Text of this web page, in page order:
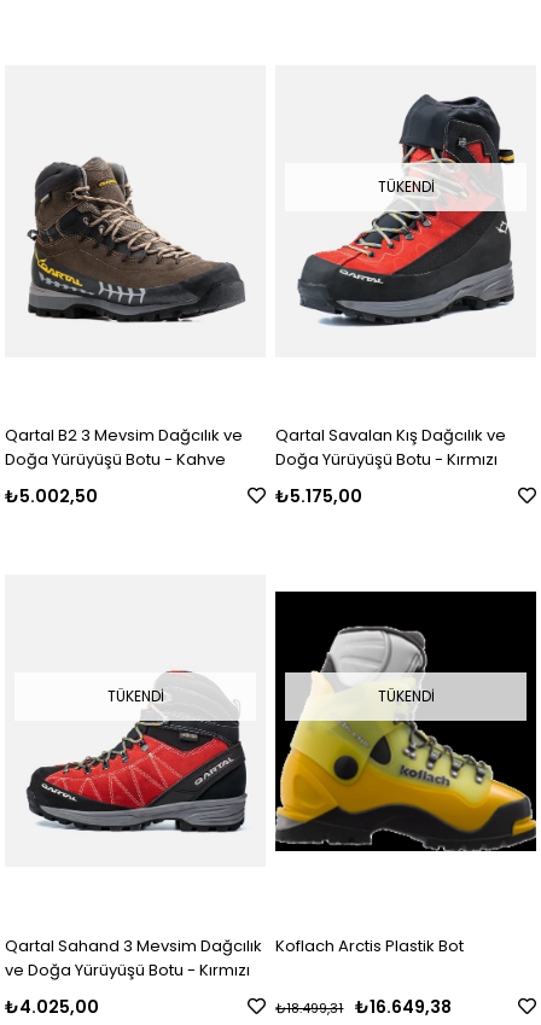
Qartal B2 3 Mevsim Dağcılık ve
Doğa Yürüyüşü Botu - Kahve
₺5.002,50
TÜKENDI
Qartal Savalan Kış Dağcılık ve
Doğa Yürüyüşü Botu - Kırmızı
₺5.175,00
TÜKENDI
Qartal Sahand 3 Mevsim Dağcılık
ve Doğa Yürüyüşü Botu - Kırmızı
₺4.025,00
TÜKENDI
Koflach Arctis Plastik Bot
₺16.649,38
₺18.499,31